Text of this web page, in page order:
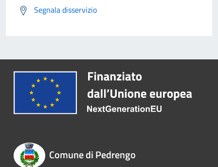
Segnala disservizio
Comune di Pedrengo